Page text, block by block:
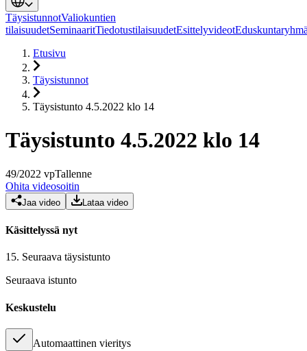
TäysistunnotValiokuntien
tilaisuudetSeminaaritTiedotustilaisuudetEsittelyvideot
Etusivu
Täysistunnot
Täysistunto 4.5.2022 klo 14
Täysistunto 4.5.2022 klo 14
49/2022 vpTallenne
Ohita videosoitin
Jaa video Lataa video
Käsittelyssä nyt
15. Seuraava täysistunto
Seuraava istunto
Keskustelu
Automaattinen vieritys